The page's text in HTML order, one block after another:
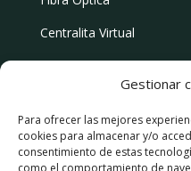
Gestionar
Para ofrecer las mejores
cookies para almacenar y/o
consentimiento de estas
como el comportamiento de
Centralita Virtual
Centralita Virtual con IA
Tarifas Móvil